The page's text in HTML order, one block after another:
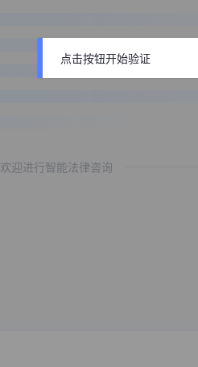
欢迎进行智能法律咨询
点击按钮开始验证